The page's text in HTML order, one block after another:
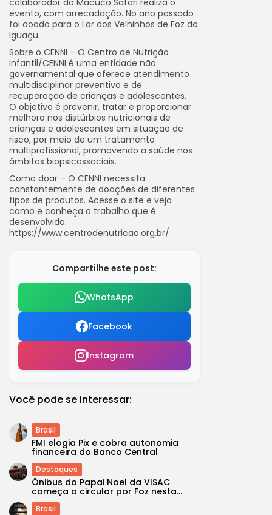
colaborador do Macuco Safari realiza o
evento, com arrecadação. No ano passado
foi doado para o Lar dos Velhinhos de Foz do
Iguaçu.
Sobre o CENNI – O Centro de Nutrição
Infantil/CENNI é uma entidade não
governamental que oferece atendimento
multidisciplinar preventivo e de
recuperação de crianças e adolescentes.
O objetivo é prevenir, tratar e proporcionar
melhora nos distúrbios nutricionais de
crianças e adolescentes em situação de
risco, por meio de um tratamento
multiprofissional, promovendo a saúde nos
âmbitos biopsicossociais.
Como doar – O CENNI necessita
constantemente de doações de diferentes
tipos de produtos. Acesse o site e veja
como e conheça o trabalho que é
desenvolvido:
https://www.centrodenutricao.org.br/
Compartilhe este post:
WhatsApp
Facebook
Instagram
Você pode se interessar:
Brasil
FMI elogia Pix e cobra autonomia
financeira do Banco Central
Destaques
Ônibus do Papai Noel da VISAC
começa a circular por Foz nesta...
Brasil